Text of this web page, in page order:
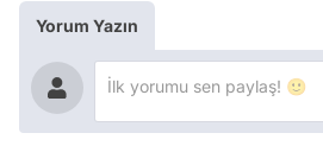
Yorum Yazın